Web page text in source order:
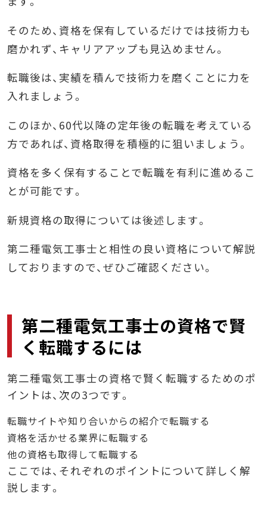
そのため、資格を保有しているだけでは技術力も
磨かれず、キャリアアップも見込めません。
転職後は、実績を積んで技術力を磨くことに力を
入れましょう。
このほか、60代以降の定年後の転職を考えている
方であれば、資格取得を積極的に狙いましょう。
資格を多く保有することで転職を有利に進めるこ
とが可能です。
新規資格の取得については後述します。
第二種電気工事士と相性の良い資格について解説
しておりますので、ぜひご確認ください。
第二種電気工事士の資格で賢
く転職するには
第二種電気工事士の資格で賢く転職するためのポ
イントは、次の3つです。
転職サイトや知り合いからの紹介で転職する
資格を活かせる業界に転職する
他の資格も取得して転職する
ここでは、それぞれのポイントについて詳しく解
説します。